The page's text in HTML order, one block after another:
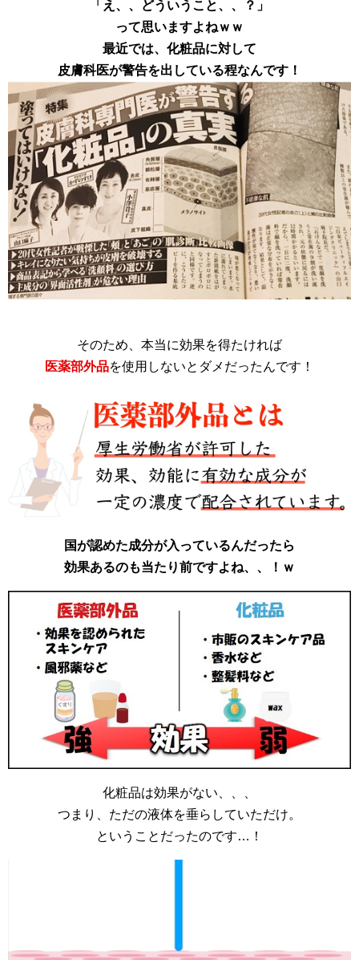
「え、、どういうこと、、？」
って思いますよねｗｗ
最近では、化粧品に対して
皮膚科医が警告を出している程なんです！
そのため、本当に効果を得たければ
医薬部外品を使用しないとダメだったんです！
国が認めた成分が入っているんだったら
効果あるのも当たり前ですよね、、！ｗ
化粧品は効果がない、、、
つまり、ただの液体を垂らしていただけ。
ということだったのです…！